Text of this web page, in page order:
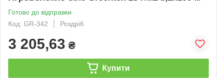
Готово до відправки
Код: GR-342
Роздріб
3 205,63 ₴
Купити